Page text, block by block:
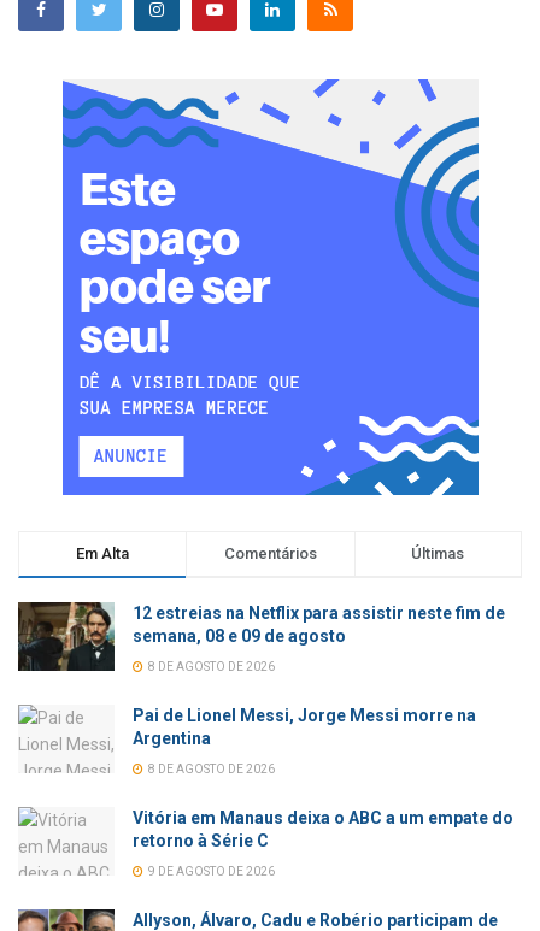
Em Alta Comentários Últimas
12 estreias na Netflix para assistir neste fim de
semana, 08 e 09 de agosto
8 DE AGOSTO DE 2026
Pai de Lionel Messi, Jorge Messi morre na
Argentina
8 DE AGOSTO DE 2026
Vitória em Manaus deixa o ABC a um empate do
retorno à Série C
9 DE AGOSTO DE 2026
Allyson, Álvaro, Cadu e Robério participam de